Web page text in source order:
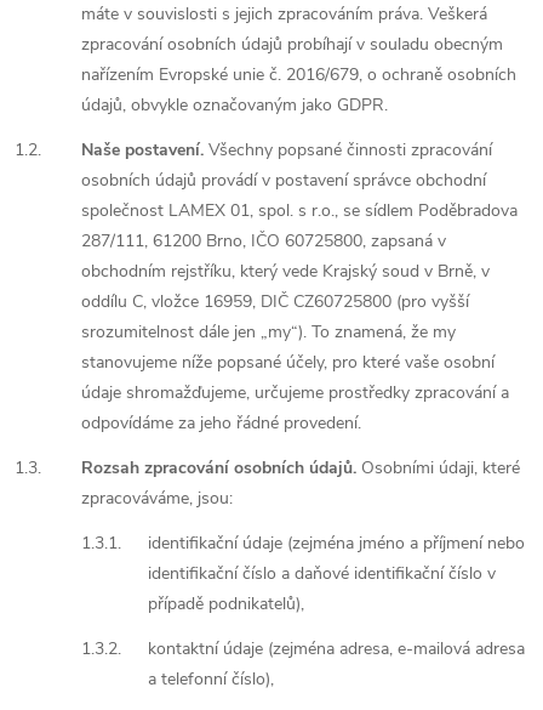
máte v souvislosti s jejich zpracováním práva. Veškerá
zpracování osobních údajů probíhají v souladu obecným
nařízením Evropské unie č. 2016/679, o ochraně osobních
údajů, obvykle označovaným jako GDPR.
1.2.
Naše postavení. Všechny popsané činnosti zpracování
osobních údajů provádí v postavení správce obchodní
společnost LAMEX 01, spol. s r.o., se sídlem Poděbradova
287/111, 61200 Brno, IČO 60725800, zapsaná v
obchodním rejstříku, který vede Krajský soud v Brně, v
oddílu C, vložce 16959, DIČ CZ60725800 (pro vyšší
srozumitelnost dále jen „my“). To znamená, že my
stanovujeme níže popsané účely, pro které vaše osobní
údaje shromažďujeme, určujeme prostředky zpracování a
odpovídáme za jeho řádné provedení.
1.3.
Rozsah zpracování osobních údajů. Osobními údaji, které
zpracováváme, jsou:
1.3.1.
identifikační údaje (zejména jméno a příjmení nebo
identifikační číslo a daňové identifikační číslo v
případě podnikatelů),
1.3.2.
kontaktní údaje (zejména adresa, e-mailová adresa
a telefonní číslo),